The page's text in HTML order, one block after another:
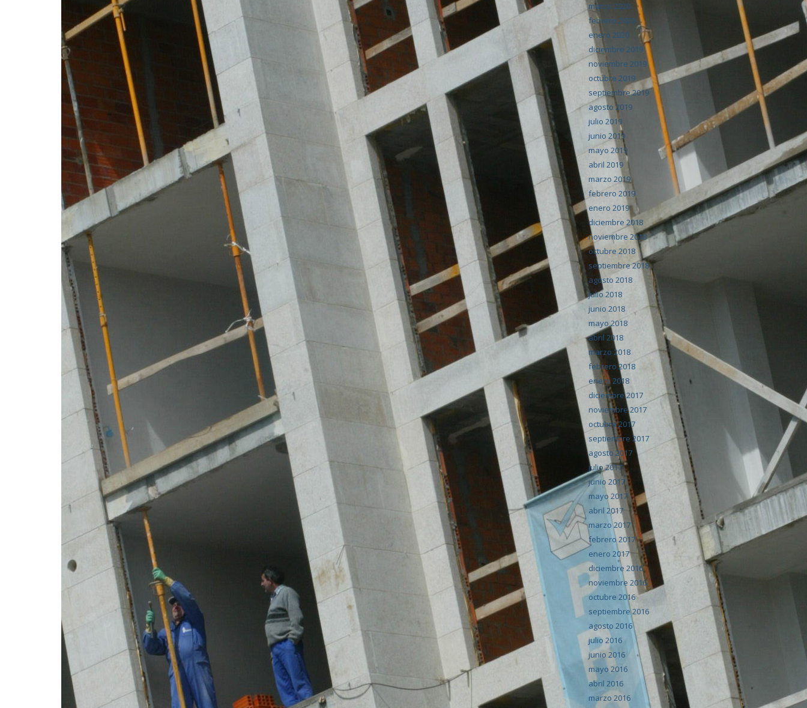
marzo 2020
febrero 2020
enero 2020
diciembre 2019
noviembre 2019
octubre 2019
septiembre 2019
agosto 2019
julio 2019
junio 2019
mayo 2019
abril 2019
marzo 2019
febrero 2019
enero 2019
diciembre 2018
noviembre 2018
octubre 2018
septiembre 2018
agosto 2018
julio 2018
junio 2018
mayo 2018
abril 2018
marzo 2018
febrero 2018
enero 2018
diciembre 2017
noviembre 2017
octubre 2017
septiembre 2017
agosto 2017
julio 2017
junio 2017
mayo 2017
abril 2017
marzo 2017
febrero 2017
enero 2017
diciembre 2016
noviembre 2016
octubre 2016
septiembre 2016
agosto 2016
julio 2016
junio 2016
mayo 2016
abril 2016
marzo 2016